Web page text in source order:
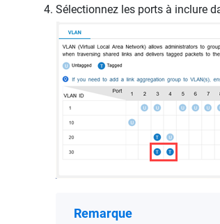
Sélectionnez les ports à inclure
Remarque